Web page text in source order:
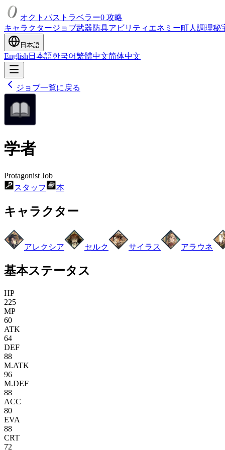
オクトパストラベラー0 攻略
キャラクタージョブ武器防具アビリティ エネミー町人 調理秘
日本語
English 日本語한국어繁體中文简体中文
ジョブ一覧に戻る
学者
Protagonist Job
スタッフ
本
キャラクター
アレクシア セルク サイラス アラウネ
基本ステータス
HP
225
MP
60
ATK
64
DEF
88
M.ATK
96
M.DEF
88
ACC
80
EVA
88
CRT
72